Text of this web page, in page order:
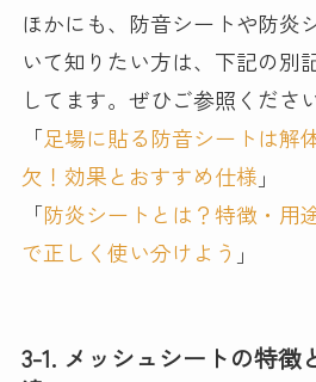
ほかにも、防音シートや防炎
いて知りたい方は、下記の別
してます。ぜひご参照ください
「足場に貼る防音シートは解
欠！効果とおすすめ仕様 」
「防炎シートとは？特徴・用
で正しく使い分けよう 」
3-1. メッシュシートの特徴